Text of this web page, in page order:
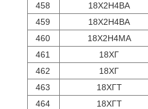
458
18Х2Н4ВА
459
18Х2Н4ВА
460
18Х2Н4МА
461
18ХГ
462
18ХГ
463
18ХГТ
464
18ХГТ